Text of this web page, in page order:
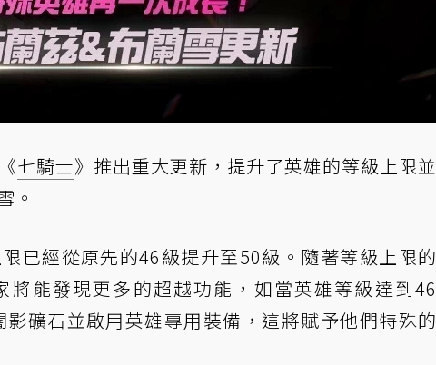
七騎士》推出重大更新，提升了英雄的等級上限並
。
已經從原先的46級提升至50級。隨著等級上限的
能發現更多的超越功能，如當英雄等級達到46
礦石並啟用英雄專用裝備，這將賦予他們特殊的